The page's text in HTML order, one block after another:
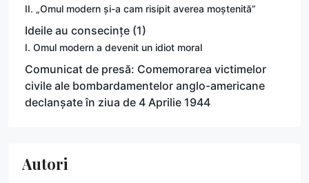
II. „Omul modern și-a cam risipit averea moștenită”
Ideile au consecințe (1)
I. Omul modern a devenit un idiot moral
Comunicat de presă: Comemorarea victimelor
civile ale bombardamentelor anglo-americane
declanșate în ziua de 4 Aprilie 1944
Autori